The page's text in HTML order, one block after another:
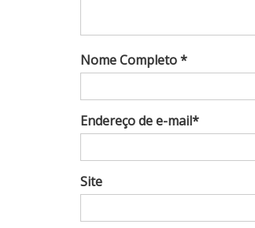
Nome Completo *
Endereço de e-mail*
Site